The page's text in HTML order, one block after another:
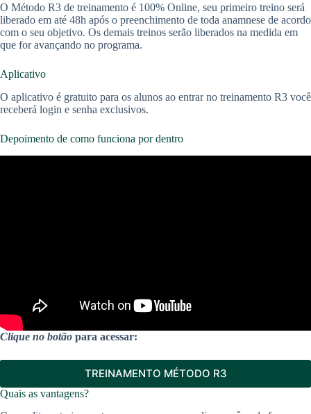
O Método R3 de treinamento é 100% Online, seu primeiro treino será
liberado em até 48h após o preenchimento de toda anamnese de acordo
com o seu objetivo. Os demais treinos serão liberados na medida em
que for avançando no programa.
Aplicativo
O aplicativo é gratuito para os alunos ao entrar no treinamento R3 você
receberá login e senha exclusivos.
Depoimento de como funciona por dentro
Clique no botão para acessar:
TREINAMENTO MÉTODO R3
Quais as vantagens?